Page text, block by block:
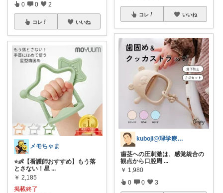
0 0 2
コレ いいね
メモちゃま
⭐️👶【看護師おすすめ】もう落
とさない！星 ...
￥ 2,185
掲載終了
コレ いいね
kuboji@理学療法士の疲れない生活
歯茎への圧刺激は、感覚統合の
観点から口腔周 ...
￥ 1,980
0 0 3